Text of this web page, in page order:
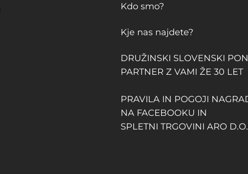
Kdo smo?
Kje nas najdete?
DRUŽINSKI SLOVENSKI
PARTNER Z VAMI ŽE 30 LET
PRAVILA IN POGOJI
NA FACEBOOKU IN
SPLETNI TRGOVINI ARO